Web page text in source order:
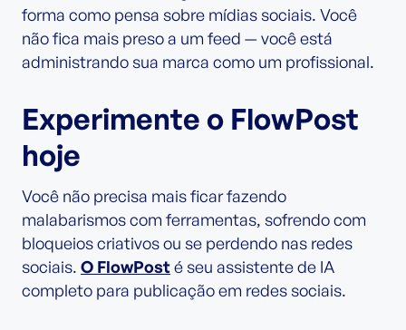
forma como pensa sobre mídias sociais. Você
não fica mais preso a um feed — você está
administrando sua marca como um profissional.
Experimente o FlowPost
hoje
Você não precisa mais ficar fazendo
malabarismos com ferramentas, sofrendo com
bloqueios criativos ou se perdendo nas redes
sociais. O FlowPosté seu assistente de IA
completo para publicação em redes sociais.